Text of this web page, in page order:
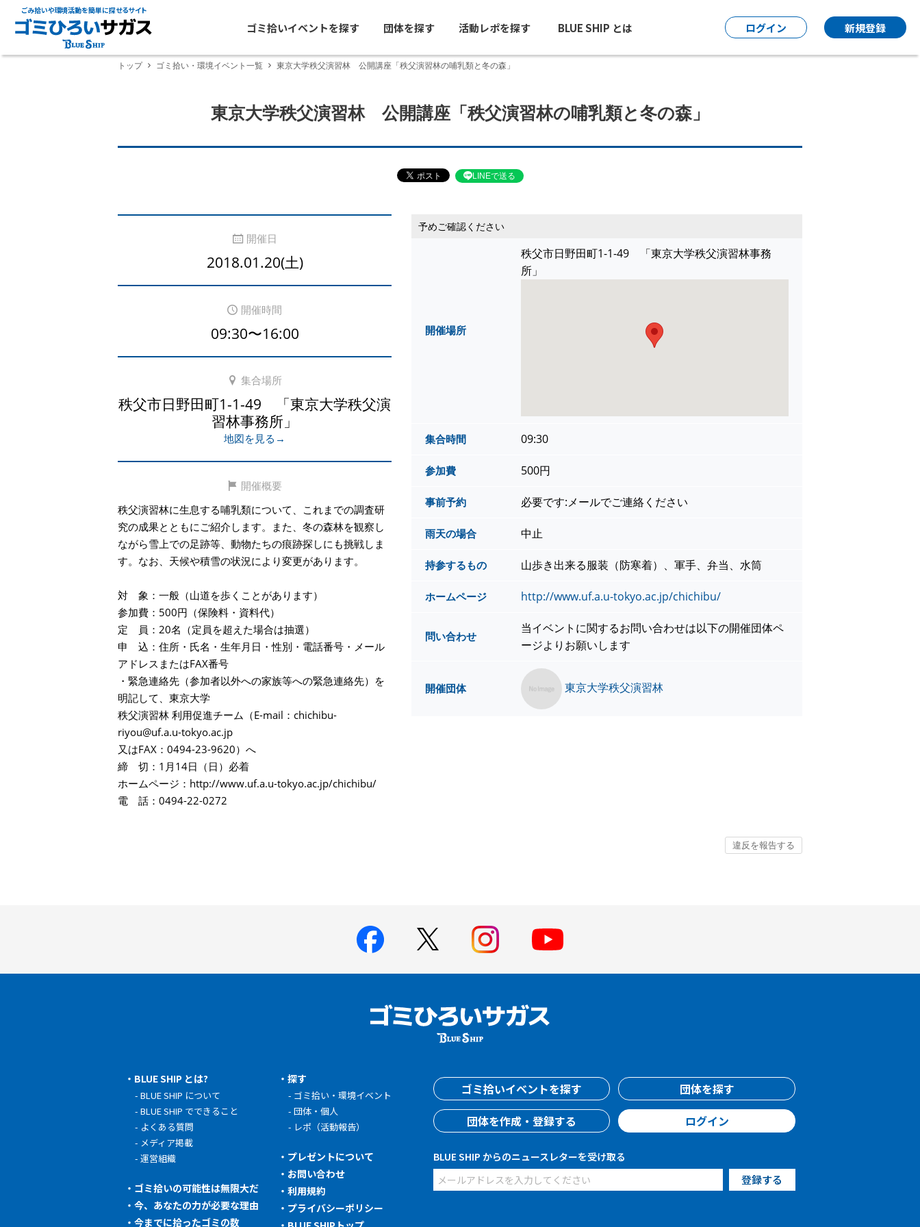
ごみ拾いや環境活動を簡単に探せるサイト
ゴミ拾いイベントを探す 団体を探す 活動レポを探す BLUE SHIP とは ログイン 新規登録
トップ ゴミ拾い・環境イベント一覧 東京大学秩父演習林 公開講座「秩父演習林の哺乳類と冬の森」
東京大学秩父演習林 公開講座「秩父演習林の哺乳類と冬の森」
LINEで送る
開催日
2018.01.20(土)
開催時間
09:30〜16:00
集合場所
秩父市日野田町1-1-49 「東京大学秩父演
習林事務所」
地図を見る→
開催概要
秩父演習林に生息する哺乳類について、これまでの調査研
究の成果とともにご紹介します。また、冬の森林を観察し
ながら雪上での足跡等、動物たちの痕跡探しにも挑戦しま
す。なお、天候や積雪の状況により変更があります。
対 象：一般（山道を歩くことがあります）
参加費：500円（保険料・資料代）
定 員：20名（定員を超えた場合は抽選）
申 込：住所・氏名・生年月日・性別・電話番号・メール
アドレスまたはFAX番号
・緊急連絡先（参加者以外への家族等への緊急連絡先）を
明記して、東京大学
秩父演習林 利用促進チーム（E-mail：chichibu-
riyou@uf.a.u-tokyo.ac.jp
又はFAX：0494-23-9620）へ
締 切：1月14日（日）必着
ホームページ：http://www.uf.a.u-tokyo.ac.jp/chichibu/
電 話：0494-22-0272
予めご確認ください
開催場所
秩父市日野田町1-1-49 「東京大学秩父演習林事務
所」
集合時間 09:30
参加費 500円
事前予約 必要です:メールでご連絡ください
雨天の場合 中止
持参するもの 山歩き出来る服装（防寒着）、軍手、弁当、水筒
ホームページ http://www.uf.a.u-tokyo.ac.jp/chichibu/
問い合わせ
当イベントに関するお問い合わせは以下の開催団体ペ
ージよりお願いします
開催団体 東京大学秩父演習林
BLUE SHIP とは?
BLUE SHIP について
BLUE SHIP でできること
よくある質問
メディア掲載
運営組織
ゴミ拾いの可能性は無限大だ
今、あなたの力が必要な理由
今までに拾ったゴミの数
探す
ゴミ拾い・環境イベント
団体・個人
レポ（活動報告）
プレゼントについて
お問い合わせ
利用規約
プライバシーポリシー
ゴミ拾いイベントを探す
団体を探す
団体を作成・登録する
ログイン
BLUE SHIP からのニュースレターを受け取る